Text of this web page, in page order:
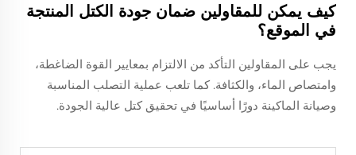
كيف يمكن للمقاولين ضمان جودة الكتل المنتجة
في الموقع؟
يجب على المقاولين التأكد من الالتزام بمعايير القوة الضاغطة،
وامتصاص الماء، والكثافة. كما تلعب عملية التصلب المناسبة
وصيانة الماكينة دورًا أساسيًا في تحقيق كتل عالية الجودة.